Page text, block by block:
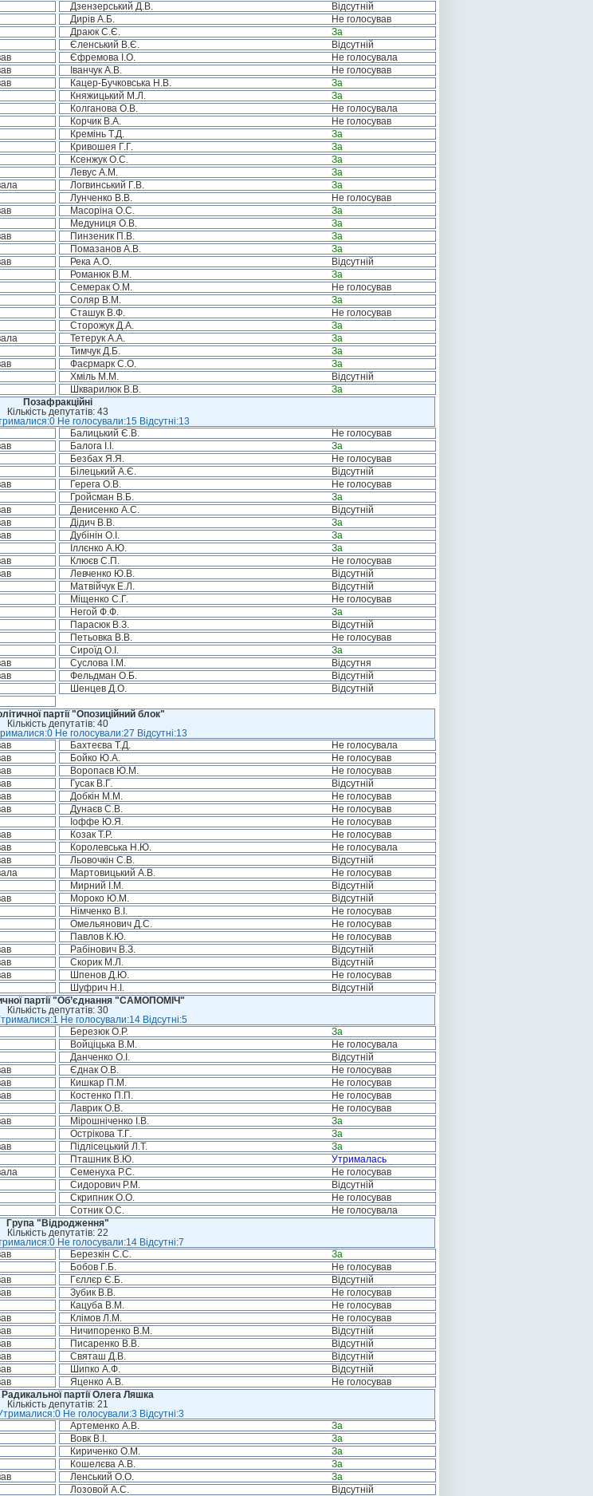
Дзензерський Д.В.
Відсутній
Дирів А.Б.
Не голосував
Драюк С.Є.
За
Єленський В.Є.
Відсутній
Єфремова І.О.
Не голосувала
Іванчук А.В.
Не голосував
Кацер-Бучковська Н.В.
За
Княжицький М.Л.
За
Колганова О.В.
Не голосувала
Корчик В.А.
Не голосував
Кремінь Т.Д.
За
Кривошея Г.Г.
За
Ксенжук О.С.
За
Левус А.М.
За
Логвинський Г.В.
За
Лунченко В.В.
Не голосував
Масоріна О.С.
За
Медуниця О.В.
За
Пинзеник П.В.
За
Помазанов А.В.
За
Река А.О.
Відсутній
Романюк В.М.
За
Семерак О.М.
Не голосував
Соляр В.М.
За
Сташук В.Ф.
Не голосував
Сторожук Д.А.
За
Тетерук А.А.
За
Тимчук Д.Б.
За
Фаєрмарк С.О.
За
Хміль М.М.
Відсутній
Шкварилюк В.В.
За
Позафракційні
Кількість депутатів: 43
Не голосували:15 Відсутні:13
Балицький Є.В.
Не голосував
Балога І.І.
За
Безбах Я.Я.
Не голосував
Білецький А.Є.
Відсутній
Герега О.В.
Не голосував
Гройсман В.Б.
За
Денисенко А.С.
Відсутній
Дідич В.В.
За
Дубінін О.І.
За
Іллєнко А.Ю.
За
Клюєв С.П.
Не голосував
Левченко Ю.В.
Відсутній
Матвійчук Е.Л.
Відсутній
Міщенко С.Г.
Не голосував
Негой Ф.Ф.
За
Парасюк В.З.
Відсутній
Петьовка В.В.
Не голосував
Сироїд О.І.
За
Суслова І.М.
Відсутня
Фельдман О.Б.
Відсутній
Шенцев Д.О.
Відсутній
партії "Опозиційний блок"
Кількість депутатів: 40
Не голосували:27 Відсутні:13
Бахтеєва Т.Д.
Не голосувала
Бойко Ю.А.
Не голосував
Воропаєв Ю.М.
Не голосував
Гусак В.Г.
Відсутній
Добкін М.М.
Не голосував
Дунаєв С.В.
Не голосував
Іоффе Ю.Я.
Не голосував
Козак Т.Р.
Не голосував
Королевська Н.Ю.
Не голосувала
Льовочкін С.В.
Відсутній
Мартовицький А.В.
Не голосував
Мирний І.М.
Відсутній
Мороко Ю.М.
Відсутній
Німченко В.І.
Не голосував
Омельянович Д.С.
Не голосував
Павлов К.Ю.
Не голосував
Рабінович В.З.
Відсутній
Скорик М.Л.
Відсутній
Шпенов Д.Ю.
Не голосував
Шуфрич Н.І.
Відсутній
партії "Об’єднання "САМОПОМІЧ"
Кількість депутатів: 30
Не голосували:14 Відсутні:5
Березюк О.Р.
За
Войціцька В.М.
Не голосувала
Данченко О.І.
Відсутній
Єднак О.В.
Не голосував
Кишкар П.М.
Не голосував
Костенко П.П.
Не голосував
Лаврик О.В.
Не голосував
Мірошніченко І.В.
За
Острікова Т.Г.
За
Підлісецький Л.Т.
За
Пташник В.Ю.
Утрималась
Семенуха Р.С.
Не голосував
Сидорович Р.М.
Відсутній
Скрипник О.О.
Не голосував
Сотник О.С.
Не голосувала
Група "Відродження"
Кількість депутатів: 22
Не голосували:14 Відсутні:7
Березкін С.С.
За
Бобов Г.Б.
Не голосував
Гєллєр Є.Б.
Відсутній
Зубик В.В.
Не голосував
Кацуба В.М.
Не голосував
Клімов Л.М.
Не голосував
Ничипоренко В.М.
Відсутній
Писаренко В.В.
Відсутній
Святаш Д.В.
Відсутній
Шипко А.Ф.
Відсутній
Яценко А.В.
Не голосував
партії Олега Ляшка
Кількість депутатів: 21
Не голосували:3 Відсутні:3
Артеменко А.В.
За
Вовк В.І.
За
Кириченко О.М.
За
Кошелєва А.В.
За
Ленський О.О.
За
Лозовой А.С. Відсутній